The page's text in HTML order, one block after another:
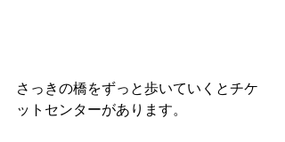
さっきの橋をずっと歩いていくとチケ
ットセンターがあります。